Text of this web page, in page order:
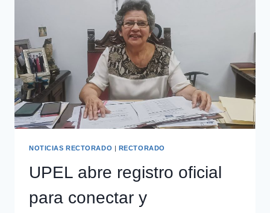
NOTICIAS RECTORADO | RECTORADO
UPEL abre registro oficial
para conectar y